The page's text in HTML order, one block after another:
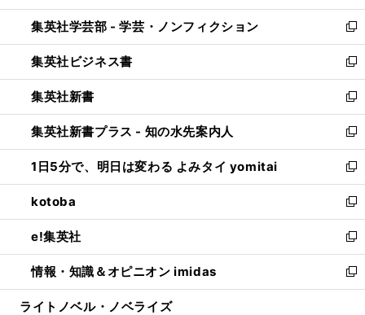
開
く
ウ
で
開
く
ン
ド
ウ
で
開
く
ウ
ィ
ン
ド
ウ
で
開
く
集英社学芸部 - 学芸・ノンフィクション
新
し
い
ウ
ィ
ン
ド
ウ
で
開
く
集英社ビジネス書
新
し
い
ウ
ィ
ン
ド
ウ
で
開
く
集英社新書
新
し
い
ウ
ィ
ン
ド
ウ
で
開
く
集英社新書プラス - 知の水先案内人
新
し
い
ウ
ィ
ン
ド
ウ
で
開
1日5分で、明日は変わる よみタイ yomitai
新
し
い
ウ
ィ
ン
ド
ウ
kotoba
新
し
い
ウ
ィ
ン
e!集英社
新
し
い
ウ
情報・知識＆オピニオン imidas
新
し
ライトノベル・ノベライズ